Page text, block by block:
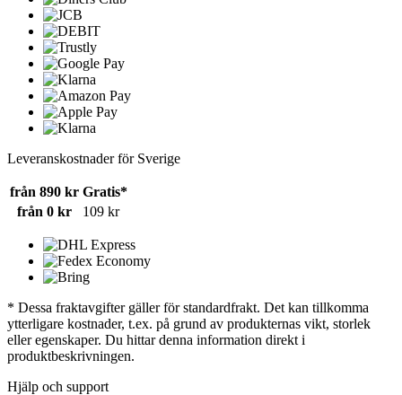
Leveranskostnader för Sverige
från 890 kr Gratis*
från 0 kr
109 kr
* Dessa fraktavgifter gäller för standardfrakt. Det kan tillkomma
ytterligare kostnader, t.ex. på grund av produkternas vikt, storlek
eller egenskaper. Du hittar denna information direkt i
produktbeskrivningen.
Hjälp och support